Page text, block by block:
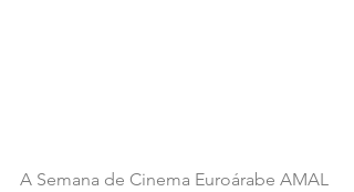
A Semana de Cinema Euroárabe AMAL